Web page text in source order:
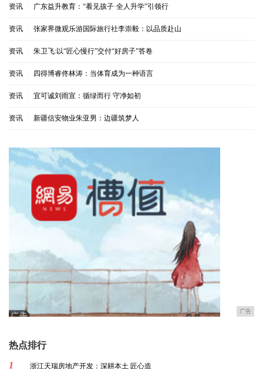
资讯 广东益升教育：“看见孩子·全人升学”引领行
资讯 张家界微观乐游国际旅行社李崇毅：以品质赴山
资讯 朱卫飞:以“匠心慢行”交付“好房子”答卷
资讯 四得博睿佟林涛：当体育成为一种语言
资讯 宜可诚刘雨宣：循绿而行 守净如初
资讯 新疆信安物业朱亚男：边疆筑梦人
广告
热点排行
1
浙江天瑞房地产开发：深耕本土 匠心造